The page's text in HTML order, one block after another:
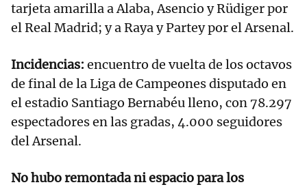
tarjeta amarilla a Alaba, Asencio y Rüdiger por
el Real Madrid; y a Raya y Partey por el Arsenal.
Incidencias: encuentro de vuelta de los octavos
de final de la Liga de Campeones disputado en
el estadio Santiago Bernabéu lleno, con 78.297
espectadores en las gradas, 4.000 seguidores
del Arsenal.
No hubo remontada ni espacio para los